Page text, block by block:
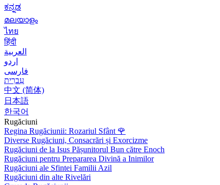
ಕನ್ನಡ
മലയാളം
ไทย
हिंदी
العربية
اردو
فارسی
עִברִית
中文 (简体)
日本語
한국어
Rugăciuni
Regina Rugăciunii: Rozariul Sfânt 🌹
Diverse Rugăciuni, Consacrări și Exorcizme
Rugăciuni de la Isus Pășunitorul Bun către Enoch
Rugăciuni pentru Prepararea Divină a Inimilor
Rugăciuni ale Sfintei Familii Azil
Rugăciuni din alte Rivelări